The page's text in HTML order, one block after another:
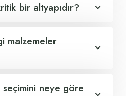
bir altyapıdır?
malzemeler
seçimini neye göre